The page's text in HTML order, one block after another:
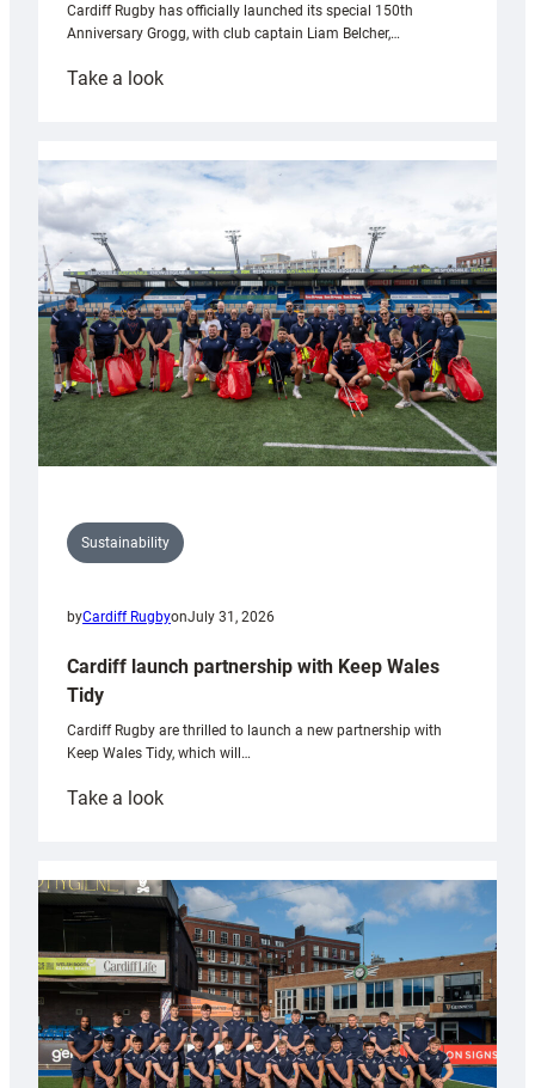
Cardiff Rugby has officially launched its special 150th
Anniversary Grogg, with club captain Liam Belcher,…
Take a look:
launches
special
Anniversary
Grogg
Sustainability
byCardiff RugbyonJuly 31, 2026
Cardiff launch partnership with Keep Wales
Tidy
Cardiff Rugby are thrilled to launch a new partnership with
Keep Wales Tidy, which will…
Take a look:
partnership
with
Keep
Wales
Tidy